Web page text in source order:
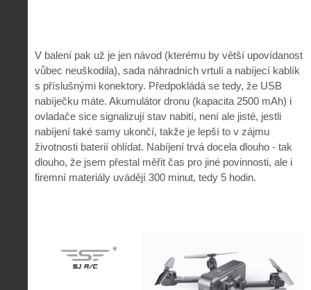
V balení pak už je jen návod (kterému by větší upovídanost
vůbec neuškodila), sada náhradních vrtulí a nabíjecí kablík
s příslušnými konektory. Předpokládá se tedy, že USB
nabíječku máte. Akumulátor dronu (kapacita 2500 mAh) i
ovladače sice signalizují stav nabití, není ale jisté, jestli
nabíjení také samy ukončí, takže je lepší to v zájmu
životnosti baterií ohlídat. Nabíjení trvá docela dlouho - tak
dlouho, že jsem přestal měřit čas pro jiné povinnosti, ale i
firemní materiály uvádějí 300 minut, tedy 5 hodin.